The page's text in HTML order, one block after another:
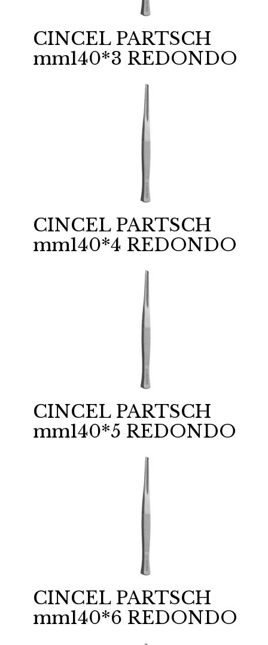
CINCEL PARTSCH
mm140*3 REDONDO
CINCEL PARTSCH
mm140*4 REDONDO
CINCEL PARTSCH
mm140*5 REDONDO
CINCEL PARTSCH
mm140*6 REDONDO